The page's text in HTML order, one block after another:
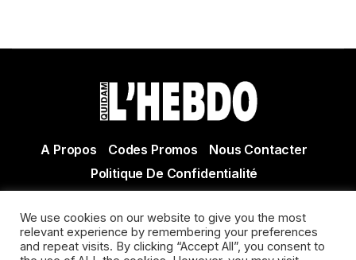
A Propos Codes Promos
Nous Contacter
Politique De Confidentialité
Actualité Agen - Actualité en lot et Garonne - Actualité
Villeneuve sur Lot
We use cookies on our website to give you the most
relevant experience by remembering your preferences
and repeat visits. By clicking “Accept All”, you consent to